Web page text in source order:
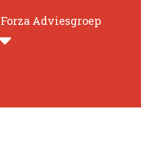
Forza Adviesgroep